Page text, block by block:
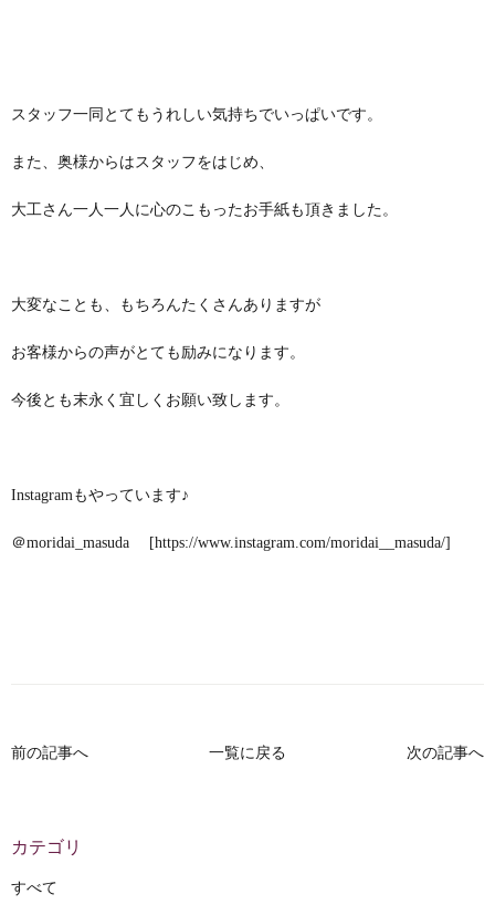
スタッフ一同とてもうれしい気持ちでいっぱいです。
また、奥様からはスタッフをはじめ、
大工さん一人一人に心のこもったお手紙も頂きました。
大変なことも、もちろんたくさんありますが
お客様からの声がとても励みになります。
今後とも末永く宜しくお願い致します。
Instagramもやっています♪
＠moridai_masuda [https://www.instagram.com/moridai__masuda/]
前の記事へ 一覧に戻る 次の記事へ
カテゴリ
すべて